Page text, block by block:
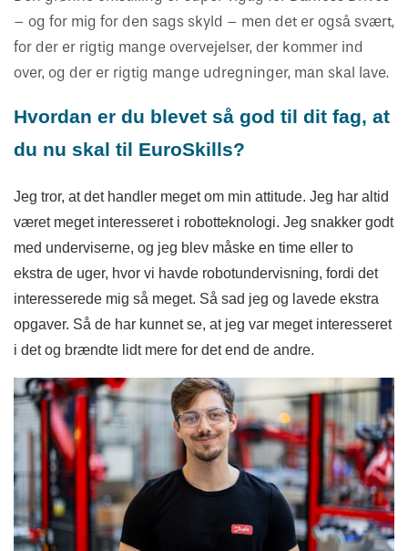
– og for mig for den sags skyld – men det er også svært,
for der er rigtig mange overvejelser, der kommer ind
over, og der er rigtig mange udregninger, man skal lave.
Hvordan er du blevet så god til dit fag, at
du nu skal til EuroSkills?
Jeg tror, at det handler meget om min attitude. Jeg har altid
været meget interesseret i robotteknologi. Jeg snakker godt
med underviserne, og jeg blev måske en time eller to
ekstra de uger, hvor vi havde robotundervisning, fordi det
interesserede mig så meget. Så sad jeg og lavede ekstra
opgaver. Så de har kunnet se, at jeg var meget interesseret
i det og brændte lidt mere for det end de andre.